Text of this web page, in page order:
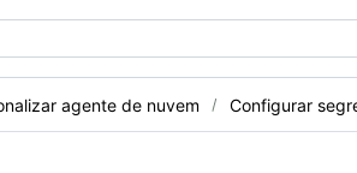
agente de nuvem Configurar